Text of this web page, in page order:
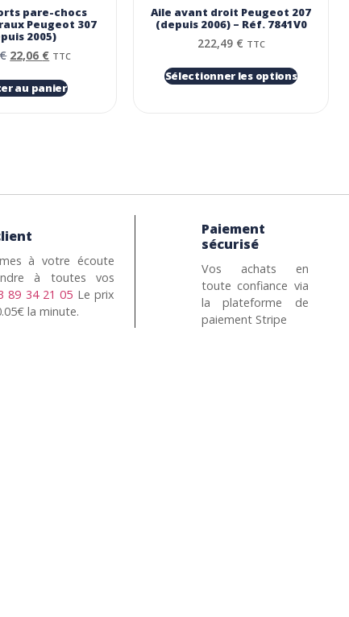
pare-chocs
Peugeot 307
2005)
€ 22,06 € TTC
au panier
Aile avant droit Peugeot 207
(depuis 2006) – Réf. 7841V0
222,49 € TTC
Sélectionner les options
à votre écoute
à toutes vos
89 34 21 05 Le prix
la minute.
Paiement
sécurisé
Vos achats en
toute confiance via
la plateforme de
paiement Stripe